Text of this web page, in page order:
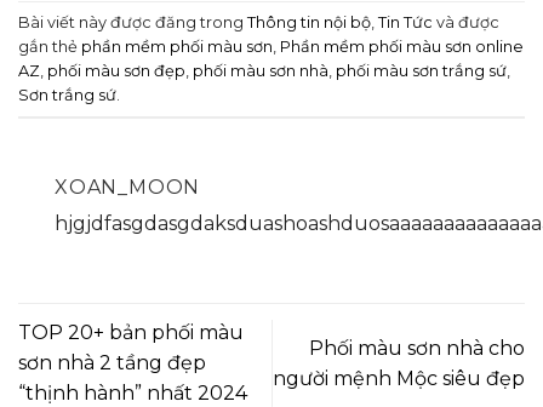
Bài viết này được đăng trong Thông tin nội bộ Tin Tức và được
gắn thẻ phần mềm phối màu sơn Phần mềm phối màu sơn online
AZ phối màu sơn đẹp phối màu sơn nhà phối màu sơn trắng sứ
Sơn trắng sứ
XOAN_MOON
TOP 20+ bản phối màu
sơn nhà 2 tầng đẹp
“thịnh hành” nhất 2024
Phối màu sơn nhà cho
người mệnh Mộc siêu đẹp